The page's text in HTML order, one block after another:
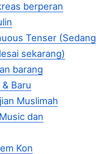
berperan
Tenser (Sedang
sekarang)
barang
Baru
Muslimah
dan
Kon